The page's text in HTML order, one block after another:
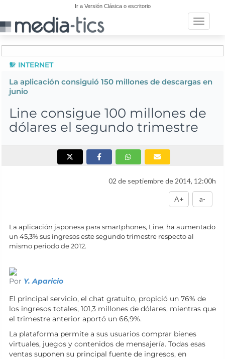
Ir a Versión Clásica o escritorio
Toggle
INTERNET
La aplicación consiguió 150 millones de descargas en
junio
Line consigue 100 millones de
dólares el segundo trimestre
02 de septiembre de 2014, 12:00h
A+ a-
La aplicación japonesa para smartphones, Line, ha aumentado
un 45,3% sus ingresos este segundo trimestre respecto al
mismo periodo de 2012.
Por Y. Aparicio
El principal servicio, el chat gratuito, propició un 76% de
los ingresos totales, 101,3 millones de dólares, mientras que
el trimestre anterior aportó un 66,9%.
La plataforma permite a sus usuarios comprar bienes
virtuales, juegos y contenidos de mensajería. Todas esas
ventas suponen su principal fuente de ingresos, en